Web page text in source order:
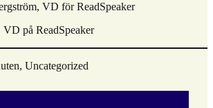
på ReadSpeaker
, Uncategorized